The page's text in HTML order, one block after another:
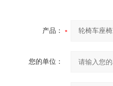
产品：
您的单位：